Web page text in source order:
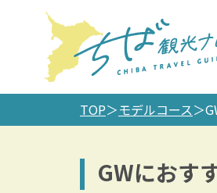
TOP モデルコース
GWにおす